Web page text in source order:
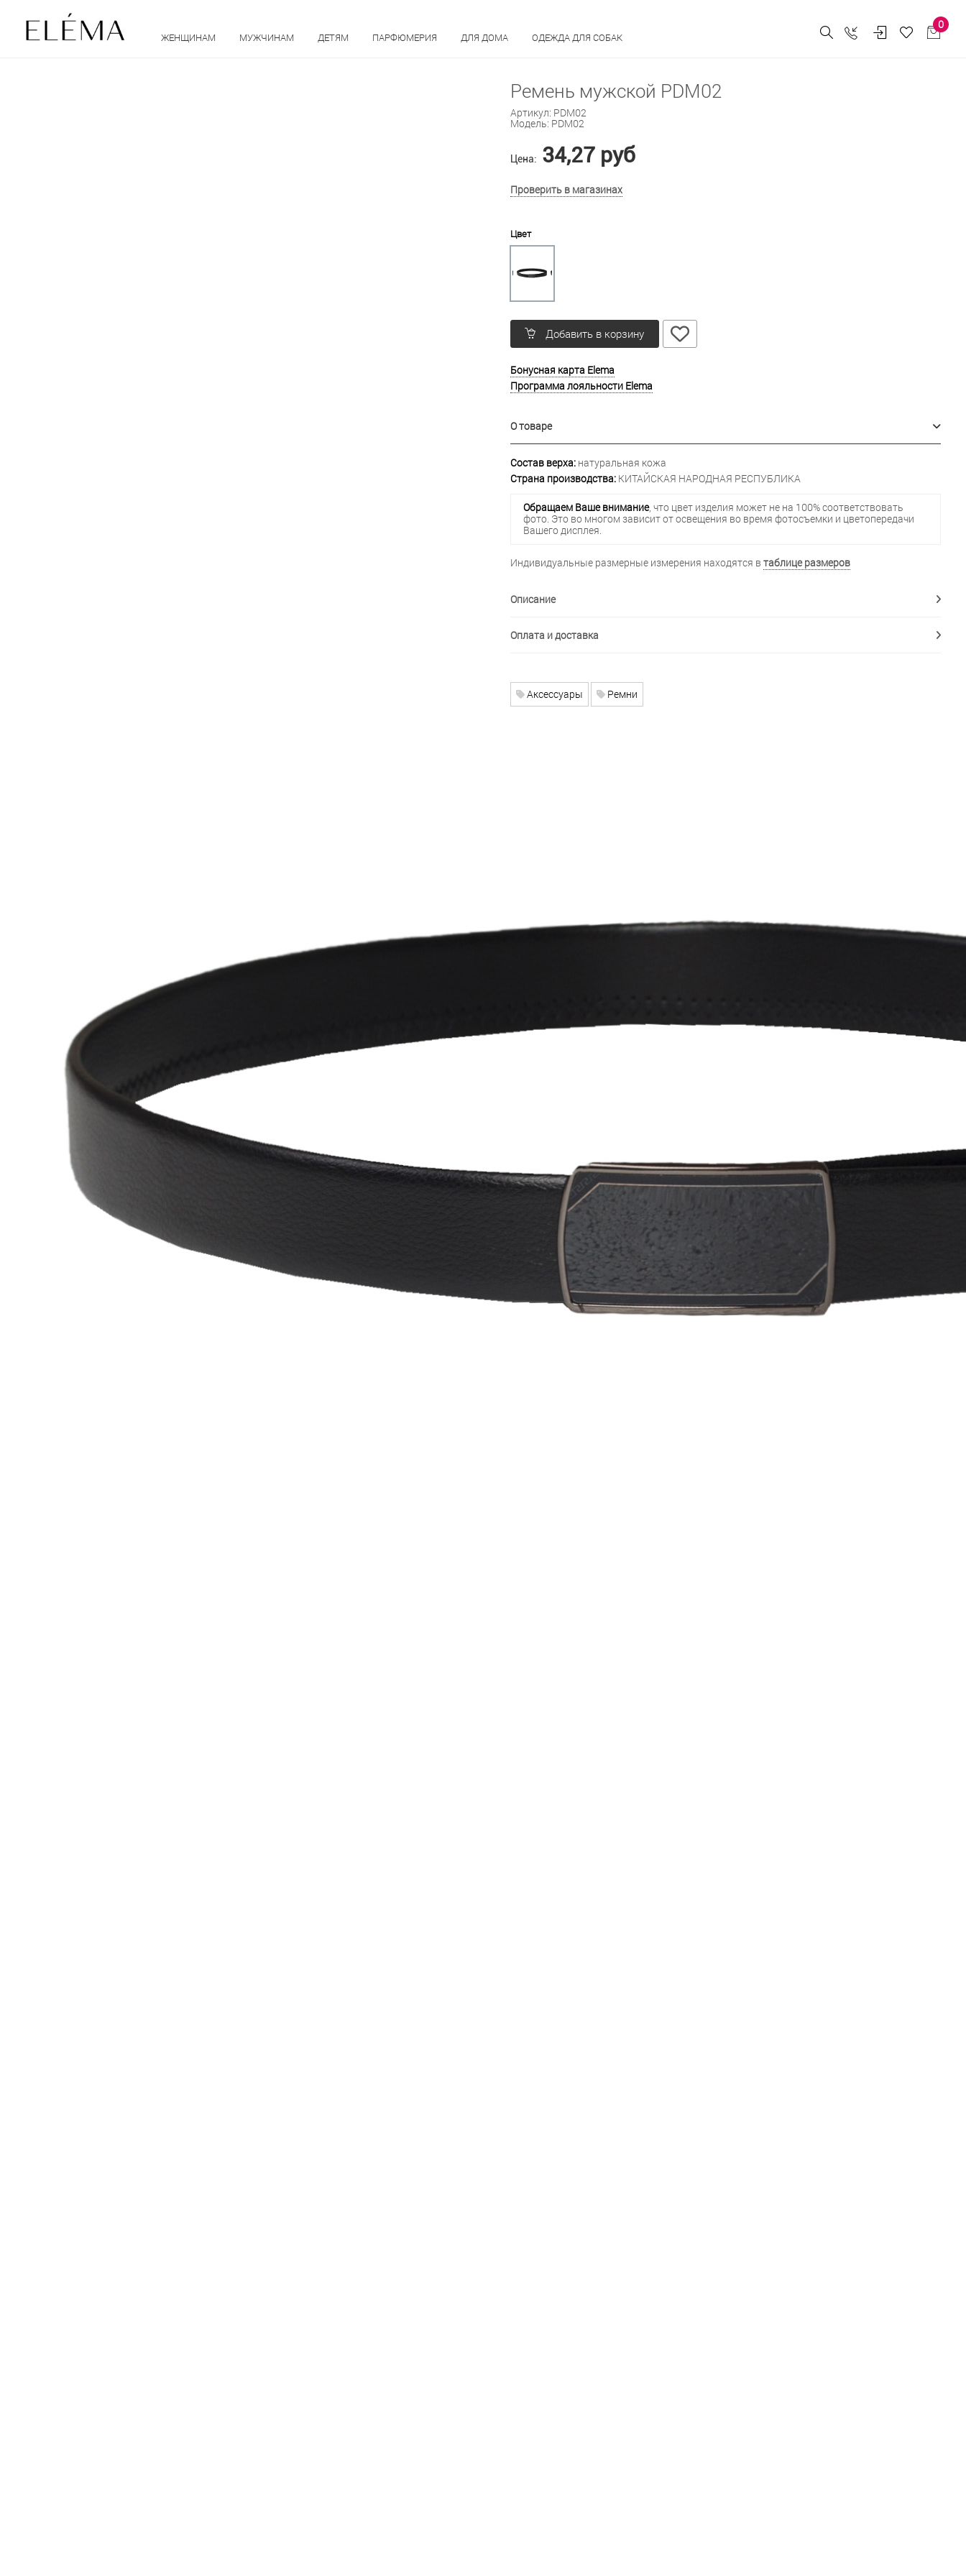
ЖЕНЩИНАМ МУЖЧИНАМ ДЕТЯМ ПАРФЮМЕРИЯ ДЛЯ ДОМА ОДЕЖДА ДЛЯ СОБАК
0
Ремень мужской PDM02
Артикул: PDM02
Модель: PDM02
Цена: 34,27 руб
Проверить в магазинах
Цвет
Добавить в корзину
Бонусная карта Elema
Программа лояльности Elema
О товаре
Состав верха:натуральная кожа
Страна производства:КИТАЙСКАЯ НАРОДНАЯ РЕСПУБЛИКА
Обращаем Ваше внимание, что цвет изделия может не на 100% соответствовать
фото. Это во многом зависит от освещения во время фотосъемки и цветопередачи
Вашего дисплея.
Индивидуальные размерные измерения находятся в таблице размеров
Описание
Оплата и доставка
Аксессуары Ремни